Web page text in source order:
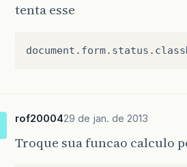
tenta esse
rof2000429 de jan. de 2013
Troque sua funcao calculo